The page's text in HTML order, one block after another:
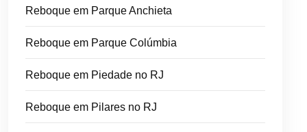
Reboque em Parque Anchieta
Reboque em Parque Colúmbia
Reboque em Piedade no RJ
Reboque em Pilares no RJ